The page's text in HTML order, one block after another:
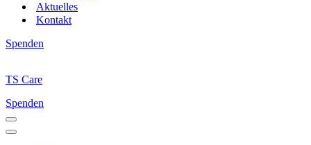
Aktuelles
Kontakt
Spenden
TS Care
Spenden
Navigationsmenü
Navigationsmenü